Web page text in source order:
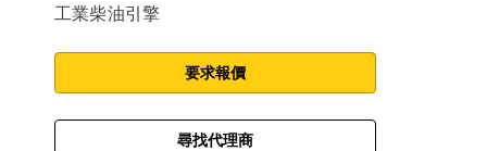
工業柴油引擎
要求報價
尋找代理商